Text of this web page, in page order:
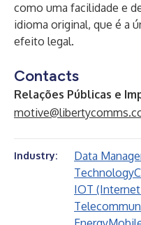
como uma facilidade e
idioma original, que é a
efeito legal.
Contacts
Relações Públicas e
Industry: Data
Technology
IOT